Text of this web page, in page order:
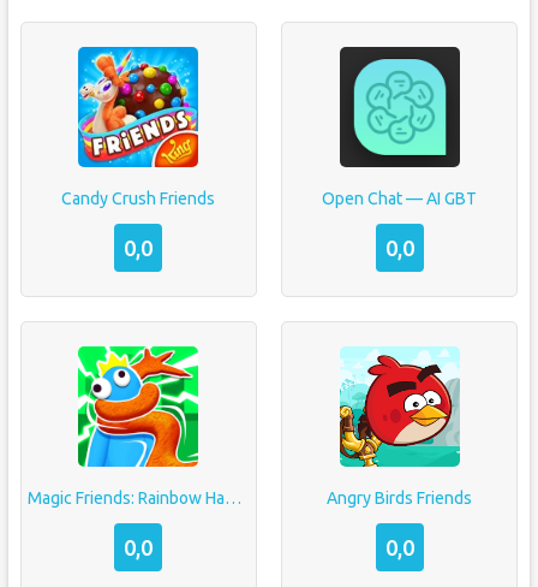
Candy Crush Friends
0,0
Open Chat — AI GBT
0,0
Magic Friends: Rainbow Hands
0,0
Angry Birds Friends
0,0